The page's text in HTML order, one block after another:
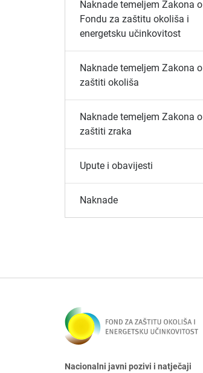
Naknade temeljem Zakona o
Fondu za zaštitu okoliša i
energetsku učinkovitost
Naknade temeljem Zakona o
zaštiti okoliša
Naknade temeljem Zakona o
zaštiti zraka
Upute i obavijesti
Naknade
Nacionalni javni pozivi i natječaji